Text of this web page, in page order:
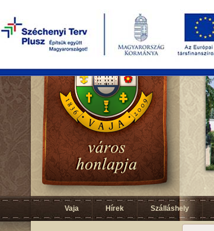
Vaja Hírek Szálláshely